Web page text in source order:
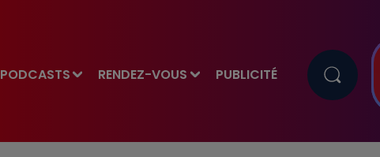
PODCASTS RENDEZ-VOUS PUBLICITÉ